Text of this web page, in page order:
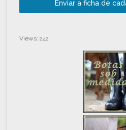
Enviar a ficha de
Views: 242